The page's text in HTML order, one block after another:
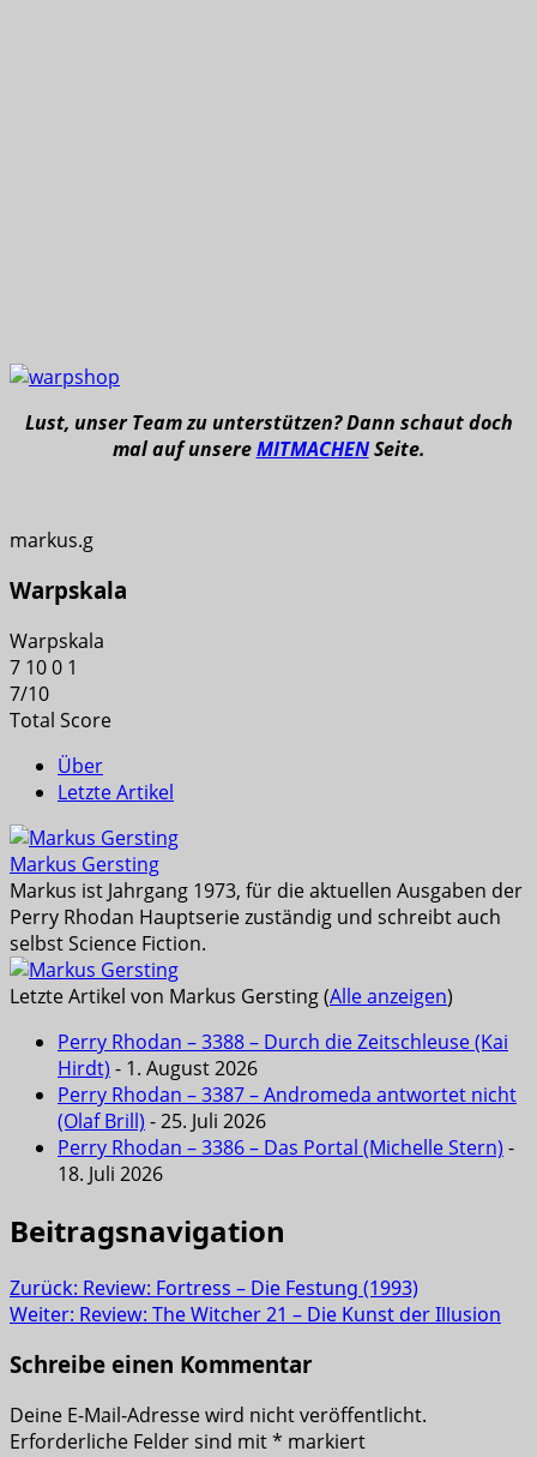
Lust, unser Team zu unterstützen? Dann schaut doch
mal auf unsereMITMACHENSeite.
markus.g
Warpskala
Warpskala
7 100 1
7/10
Total Score
Über
Letzte Artikel
Markus Gersting
Markus ist Jahrgang 1973, für die aktuellen Ausgaben der
Perry Rhodan Hauptserie zuständig und schreibt auch
selbst Science Fiction.
Letzte Artikel von Markus Gersting(Alle anzeigen)
Perry Rhodan – 3388 – Durch die Zeitschleuse (Kai
Hirdt) - 1. August 2026
Perry Rhodan – 3387 – Andromeda antwortet nicht
(Olaf Brill) - 25. Juli 2026
Perry Rhodan – 3386 – Das Portal (Michelle Stern) -
18. Juli 2026
Beitragsnavigation
Zurück: Review: Fortress – Die Festung (1993)
Weiter: Review: The Witcher 21 – Die Kunst der Illusion
Schreibe einen Kommentar
Deine E-Mail-Adresse wird nicht veröffentlicht.
Erforderliche Felder sind mit* markiert